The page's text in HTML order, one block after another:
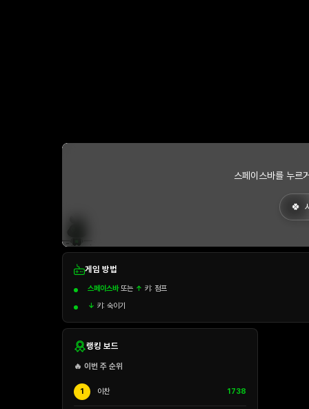
스페이스바를 누르
게임 방법
스페이스바또는 ↑ 키: 점프
↓ 키: 숙이기
랭킹 보드
🔥 이번 주 순위
1 이찬 1738